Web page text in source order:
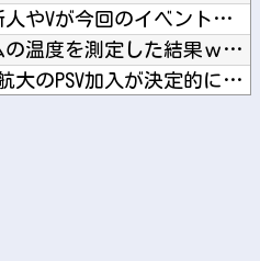
【艦これ】 謎に増えた新人やVが今回のイベントで何人生き残る...
【画像】 ベルーナドームの温度を測定した結果ｗｗｗ
海外「高すぎる！」佐野航大のPSV加入が決定的になり海外大騒...